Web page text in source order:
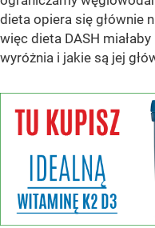
dieta opiera się głównie
więc dieta DASH
wyróżnia i jakie są jej